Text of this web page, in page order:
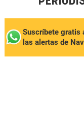
Suscríbete gratis
las alertas de